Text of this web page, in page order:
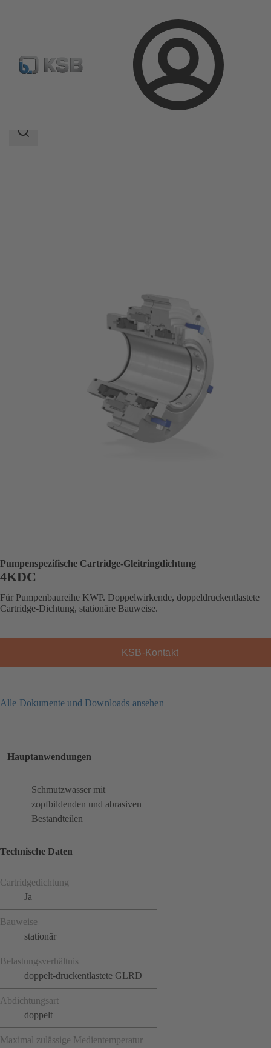
Login
4KDC
Suchbereich
Pumpenspezifische Cartridge-Gleitringdichtung
4KDC
Für Pumpenbaureihe KWP. Doppelwirkende, doppeldruckentlastete
Cartridge-Dichtung, stationäre Bauweise.
KSB-Kontakt
Alle Dokumente und Downloads ansehen
Hauptanwendungen
Schmutzwasser mit
zopfbildenden und abrasiven
Bestandteilen
Technische Daten
Cartridgedichtung
Ja
Bauweise
stationär
Belastungsverhältnis
doppelt-druckentlastete GLRD
Abdichtungsart
doppelt
Maximal zulässige Medientemperatur